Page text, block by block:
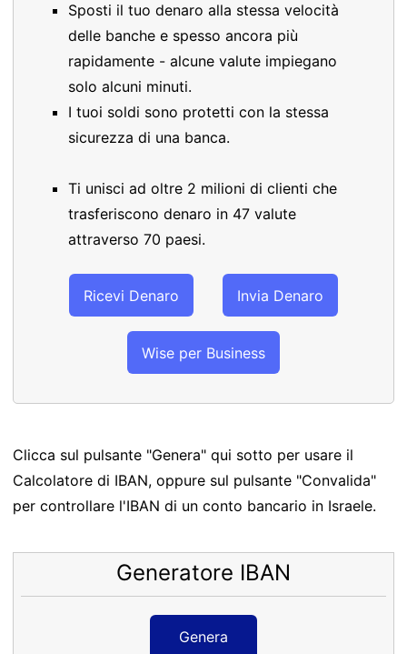
Sposti il tuo denaro alla stessa velocità
delle banche e spesso ancora più
rapidamente - alcune valute impiegano
solo alcuni minuti.
I tuoi soldi sono protetti con la stessa
sicurezza di una banca.
Ti unisci ad oltre 2 milioni di clienti che
trasferiscono denaro in 47 valute
attraverso 70 paesi.
Ricevi Denaro Invia Denaro
Wise per Business
Clicca sul pulsante "Genera" qui sotto per usare il
Calcolatore di IBAN, oppure sul pulsante "Convalida"
per controllare l'IBAN di un conto bancario in Israele.
Generatore IBAN
Genera